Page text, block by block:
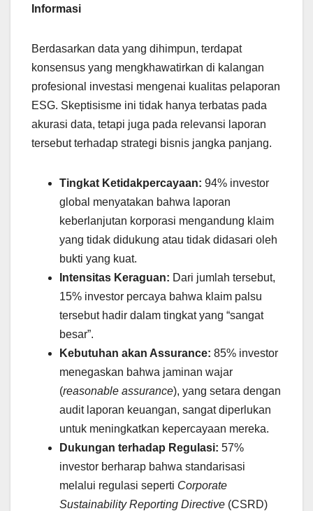
Informasi
Berdasarkan data yang dihimpun, terdapat
konsensus yang mengkhawatirkan di kalangan
profesional investasi mengenai kualitas pelaporan
ESG. Skeptisisme ini tidak hanya terbatas pada
akurasi data, tetapi juga pada relevansi laporan
tersebut terhadap strategi bisnis jangka panjang.
Tingkat Ketidakpercayaan: 94% investor
global menyatakan bahwa laporan
keberlanjutan korporasi mengandung klaim
yang tidak didukung atau tidak didasari oleh
bukti yang kuat.
Intensitas Keraguan: Dari jumlah tersebut,
15% investor percaya bahwa klaim palsu
tersebut hadir dalam tingkat yang “sangat
besar”.
Kebutuhan akan Assurance: 85% investor
menegaskan bahwa jaminan wajar
(reasonable assurance), yang setara dengan
audit laporan keuangan, sangat diperlukan
untuk meningkatkan kepercayaan mereka.
Dukungan terhadap Regulasi: 57%
investor berharap bahwa standarisasi
melalui regulasi seperti Corporate
Sustainability Reporting Directive (CSRD)